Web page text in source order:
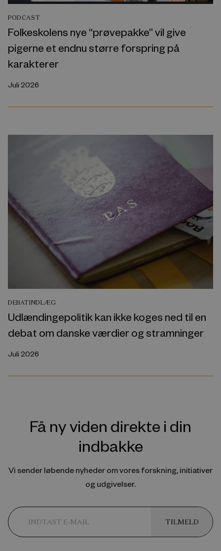
PODCAST
Folkeskolens nye “prøvepakke” vil give
pigerne et endnu større forspring på
karakterer
Juli 2026
DEBATINDLÆG
Udlændingepolitik kan ikke koges ned til en
debat om danske værdier og stramninger
Juli 2026
Få ny viden direkte i din
indbakke
Vi sender løbende nyheder om vores forskning, initiativer
og udgivelser.
TILMELD